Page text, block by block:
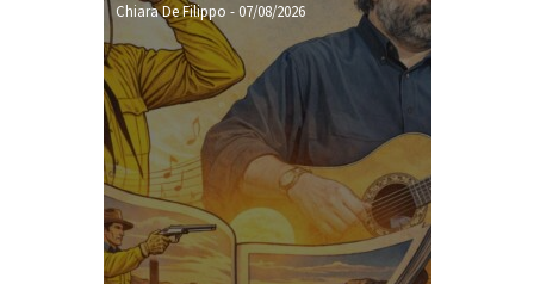
Chiara De Filippo -07/08/2026